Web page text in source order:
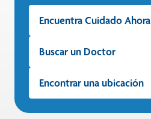
Encuentra Cuidado Ahora
Buscar un Doctor
Encontrar una ubicación